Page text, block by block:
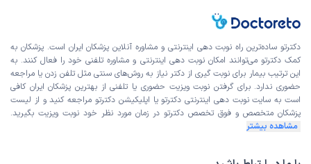
دکترتو ساده‌ترین راه نوبت‌ دهی اینترنتی و مشاوره آنلاین پزشکان ایران است. پزشکان به
کمک دکترتو می‌توانند امکان نوبت دهی اینترنتی و مشاوره تلفنی خود را فعال کنند. به
این ترتیب بیمار برای نوبت گیری از دکتر نیاز به روش‌های سنتی مثل تلفن زدن یا مراجعه
حضوری ندارد. برای گرفتن نوبت ویزیت حضوری یا تلفنی از بهترین پزشکان ایران کافی
است به سایت نوبت دهی اینترنتی دکترتو یا اپلیکیشن دکترتو مراجعه کنید و از لیست
پزشکان متخصص و فوق تخصص دکترتو در زمان مورد نظر خود نوبت ویزیت بگیرید.
مشاهده بیشتر